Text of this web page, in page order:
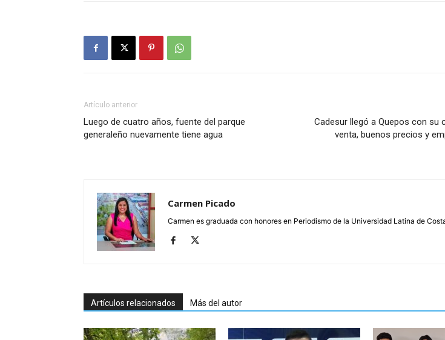
Artículo anterior
Luego de cuatro años, fuente del parque
generaleño nuevamente tiene agua
Cadesur llegó a Quepos con su
venta, buenos precios y
Carmen Picado
Carmen es graduada con honores en Periodismo de la Universidad Latina de
Artículos relacionados Más del autor